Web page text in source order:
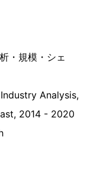
・規模・シェ
Analysis,
2014 - 2020